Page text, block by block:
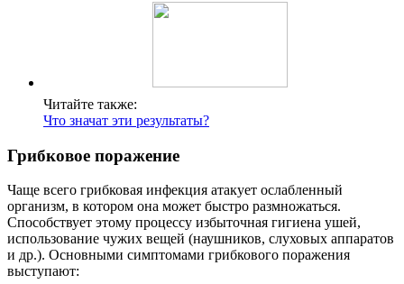
Читайте также:
Что значат эти результаты?
Грибковое поражение
Чаще всего грибковая инфекция атакует ослабленный
организм, в котором она может быстро размножаться.
Способствует этому процессу избыточная гигиена ушей,
использование чужих вещей (наушников, слуховых аппаратов
и др.). Основными симптомами грибкового поражения
выступают: